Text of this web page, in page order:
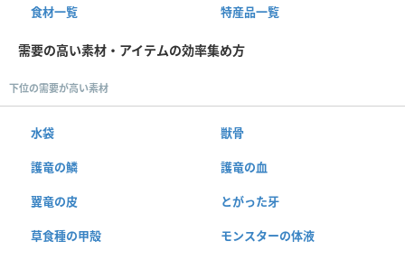
食材一覧 特産品一覧
需要の高い素材・アイテムの効率集め方
下位の需要が高い素材
水袋 獣骨
護竜の鱗 護竜の血
翼竜の皮 とがった牙
草食種の甲殻 モンスターの体液